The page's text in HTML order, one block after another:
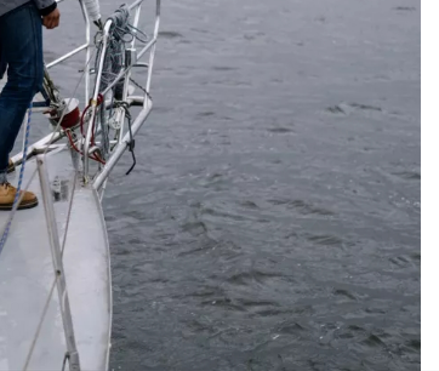
twintiger jaren Franse bureaulamp lamp
moeite gespaard. Elk facet is goed
tegengewicht balanceert de compacte ,
Franse Deco in de geest van Baudelaire en